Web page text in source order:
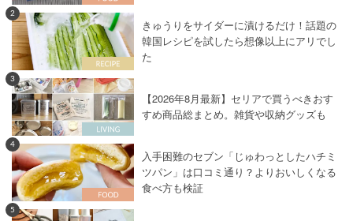
2
きゅうりをサイダーに漬けるだけ！話題の
韓国レシピを試したら想像以上にアリでし
た
3
【2026年8月最新】セリアで買うべきおす
すめ商品総まとめ。雑貨や収納グッズも
4
入手困難のセブン「じゅわっとしたハチミ
ツパン」は口コミ通り？よりおいしくなる
食べ方も検証
5